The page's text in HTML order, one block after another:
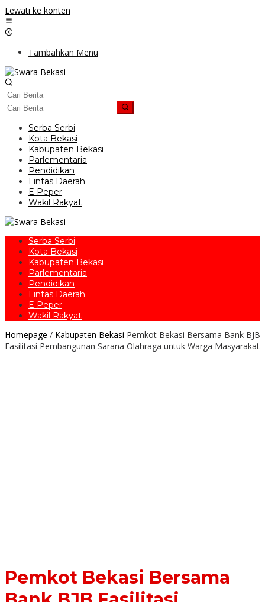
Lewati ke konten
Tambahkan Menu
Serba Serbi
Kota Bekasi
Kabupaten Bekasi
Parlementaria
Pendidikan
Lintas Daerah
E Peper
Wakil Rakyat
Serba Serbi
Kota Bekasi
Kabupaten Bekasi
Parlementaria
Pendidikan
Lintas Daerah
E Peper
Wakil Rakyat
Homepage / Kabupaten Bekasi Pemkot Bekasi Bersama Bank BJB
Fasilitasi Pembangunan Sarana Olahraga untuk Warga Masyarakat
Pemkot Bekasi Bersama